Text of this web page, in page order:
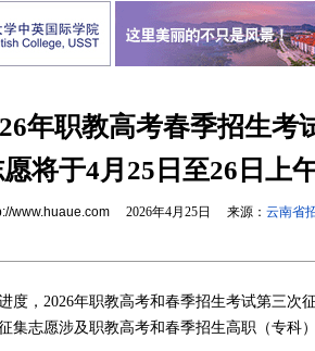
年职教高考春季招生考
将于4月25日至26日上
www.huaue.com2026年4月25日 来源： 云南省
，2026年职教高考和春季招生考试第三次
集志愿涉及职教高考和春季招生高职（专科